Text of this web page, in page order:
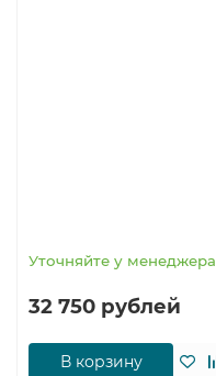
Уточняйте у менеджера
32 750 рублей
В корзину